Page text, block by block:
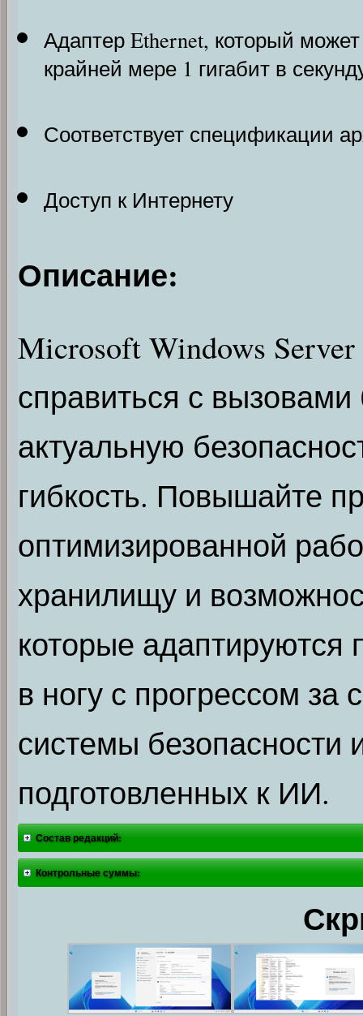
Адаптер Ethernet, который
крайней мере 1 гигабит в
Соответствует спецификации
Доступ к Интернету
Описание:
Microsoft Windows
справиться с
актуальную
гибкость. Повышайте
оптимизированной
хранилищу и
которые
в ногу с прогрессом за
системы безопасности
подготовленных к ИИ.
Состав редакций:
Контрольные суммы: